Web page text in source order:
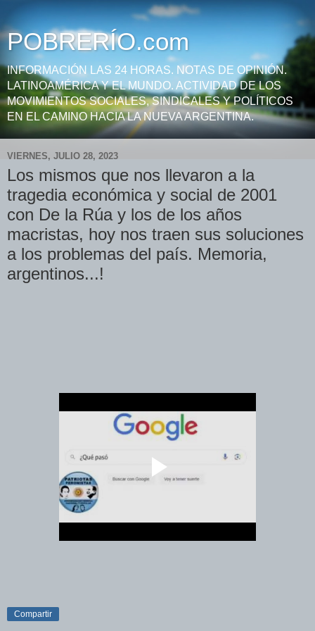
POBRERÍO.com
INFORMACIÓN LAS 24 HORAS. NOTAS DE OPINIÓN.
LATINOAMÉRICA Y EL MUNDO. ACTIVIDAD DE LOS
MOVIMIENTOS SOCIALES, SINDICALES Y POLÍTICOS
EN EL CAMINO HACIA LA NUEVA ARGENTINA.
VIERNES, JULIO 28, 2023
Los mismos que nos llevaron a la
tragedia económica y social de 2001
con De la Rúa y los de los años
macristas, hoy nos traen sus soluciones
a los problemas del país. Memoria,
argentinos...!
Compartir